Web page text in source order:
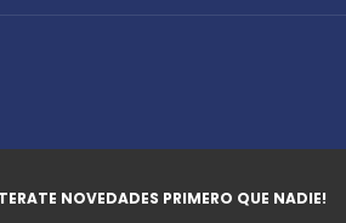
NOVEDADES PRIMERO QUE NADIE!